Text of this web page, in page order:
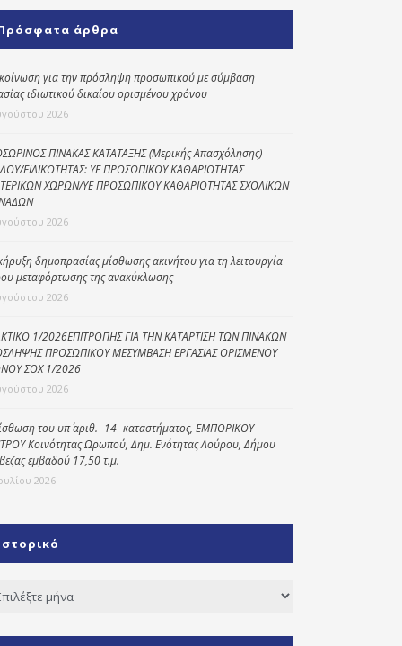
Κοινωνικό
παντοπωλείο
Kοινωνικό
φαρμακείο
Κέντρο Ημερήσιας
Φροντίδας
Ηλικιωμένων
(Κ.Η.Φ.Η.) Πρέβεζας
άρθρα
για την πρόσληψη προσωπικού με σύμβαση
ιδιωτικού δικαίου ορισμένου χρόνου
2026
ΠΙΝΑΚΑΣ ΚΑΤΑΤΑΞΗΣ (Μερικής Απασχόλησης)
ΕΙΔΙΚΟΤΗΤΑΣ: ΥΕ ΠΡΟΣΩΠΙΚΟΥ ΚΑΘΑΡΙΟΤΗΤΑΣ
ΧΩΡΩΝ/ΥΕ ΠΡΟΣΩΠΙΚΟΥ ΚΑΘΑΡΙΟΤΗΤΑΣ ΣΧΟΛΙΚΩΝ
2026
δημοπρασίας μίσθωσης ακινήτου για τη λειτουργία
μεταφόρτωσης της ανακύκλωσης
2026
1/2026ΕΠΙΤΡΟΠΗΣ ΓΙΑ ΤΗΝ ΚΑΤΑΡΤΙΣΗ ΤΩΝ ΠΙΝΑΚΩΝ
ΠΡΟΣΩΠΙΚΟΥ ΜΕΣΥΜΒΑΣΗ ΕΡΓΑΣΙΑΣ ΟΡΙΣΜΕΝΟΥ
ΣΟΧ 1/2026
2026
του υπ΄ αριθ. -14- καταστήματος, ΕΜΠΟΡΙΚΟΥ
Κοινότητας Ωρωπού, Δημ. Ενότητας Λούρου, Δήμου
εμβαδού 17,50 τ.μ.
2026